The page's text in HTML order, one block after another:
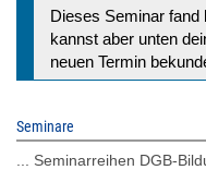
Statusmeldung
Dieses Seminar fand
kannst aber unten
neuen Termin
Seminare
... Seminarreihen DGB-